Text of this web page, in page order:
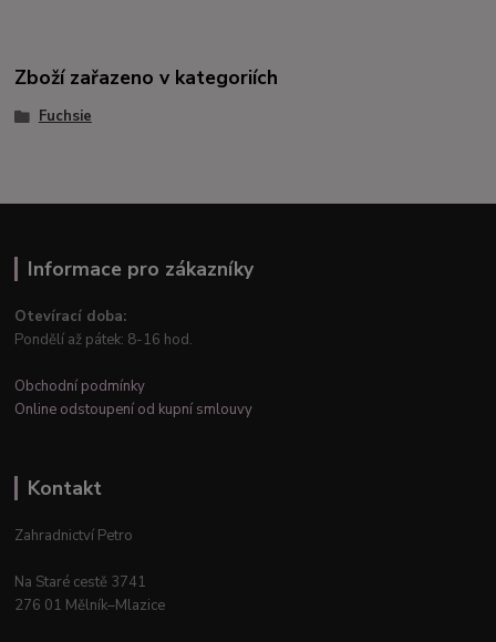
Zboží zařazeno v kategoriích
Fuchsie
Informace pro zákazníky
Otevírací doba:
Pondělí až pátek: 8-16 hod.
Obchodní podmínky
Online odstoupení od kupní smlouvy
Kontakt
Zahradnictví Petro
Na Staré cestě 3741
276 01 Mělník–Mlazice